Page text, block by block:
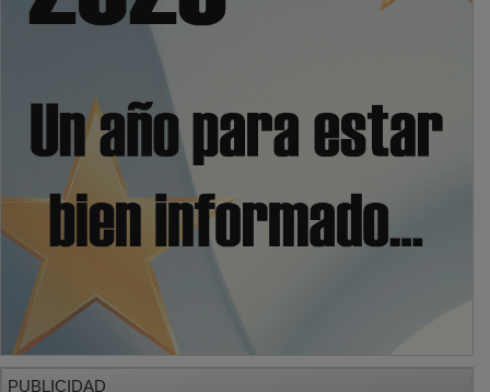
PUBLICIDAD